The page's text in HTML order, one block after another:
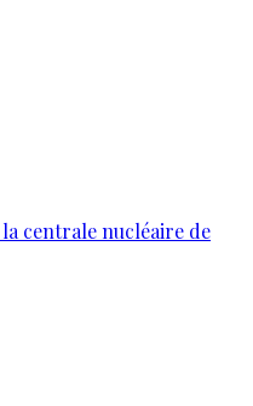
centrale nucléaire de